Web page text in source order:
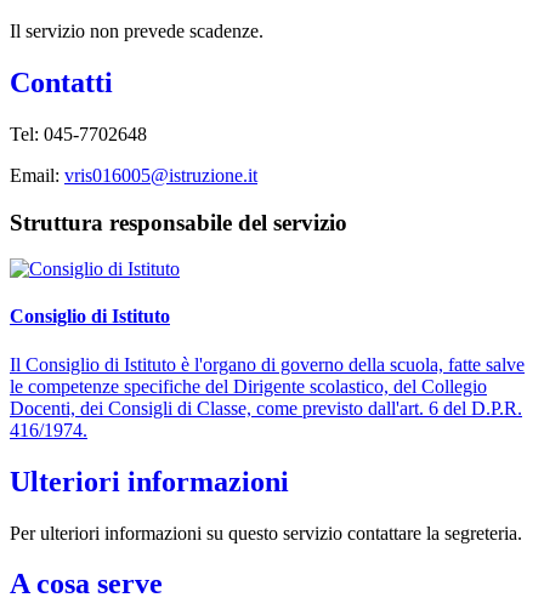
Il servizio non prevede scadenze.
Contatti
Tel: 045-7702648
Email: vris016005@istruzione.it
Struttura responsabile del servizio
Consiglio di Istituto
Il Consiglio di Istituto è l'organo di governo della scuola, fatte salve
le competenze specifiche del Dirigente scolastico, del Collegio
Docenti, dei Consigli di Classe, come previsto dall'art. 6 del D.P.R.
416/1974.
Ulteriori informazioni
Per ulteriori informazioni su questo servizio contattare la segreteria.
A cosa serve